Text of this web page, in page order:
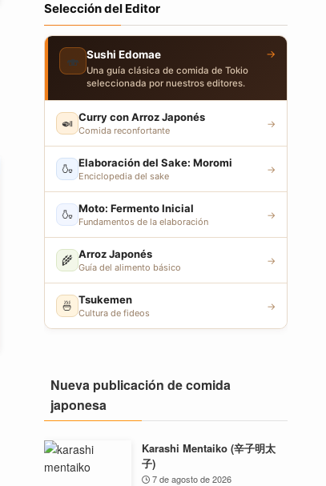
Selección del Editor
🍣 Sushi Edomae
Una guía clásica de comida de Tokio
seleccionada por nuestros editores.
→
🍛 Curry con Arroz Japonés
Comida reconfortante
→
🍶 Elaboración del Sake: Moromi
Enciclopedia del sake
→
🍶 Moto: Fermento Inicial
Fundamentos de la elaboración
→
🌾 Arroz Japonés
Guía del alimento básico
→
🍜 Tsukemen
Cultura de fideos
→
Nueva publicación de comida
japonesa
Karashi Mentaiko (辛子明太
子)
7 de agosto de 2026